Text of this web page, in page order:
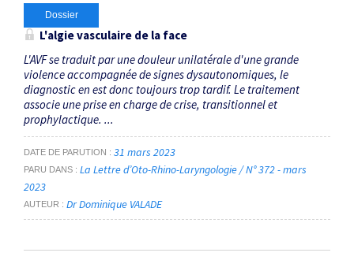
Dossier
L'algie vasculaire de la face
L'AVF se traduit par une douleur unilatérale d'une grande
violence accompagnée de signes dysautonomiques, le
diagnostic en est donc toujours trop tardif. Le traitement
associe une prise en charge de crise, transitionnel et
prophylactique. ...
DATE DE PARUTION 31 mars 2023
PARU DANS
La Lettre d’Oto-Rhino-Laryngologie / N° 372 - mars
2023
AUTEUR Dr Dominique VALADE